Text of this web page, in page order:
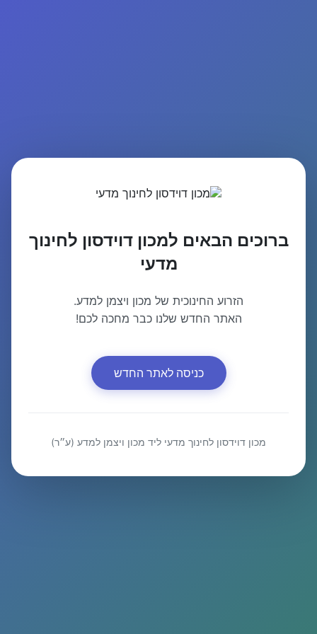
ברוכים הבאים למכון דוידסון לחינוך
מדעי
הזרוע החינוכית של מכון ויצמן למדע.
האתר החדש שלנו כבר מחכה לכם!
כניסה לאתר החדש
מכון דוידסון לחינוך מדעי ליד מכון ויצמן למדע (ע״ר)